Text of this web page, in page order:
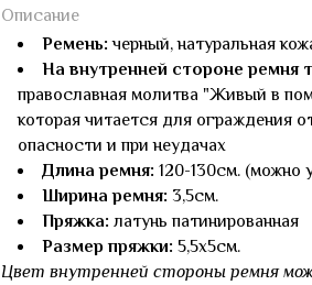
Описание
Ремень:черный, натуральная
На внутренней стороне ремня
православная молитва "Живый в
которая читается для ограждения
опасности и при неудачах
Длина ремня: 120-130см. (можно
Ширина ремня: 3,5см.
Пряжка: латунь патинированная
Размер пряжки: 5,5х5см.
Цвет внутренней стороны ремня